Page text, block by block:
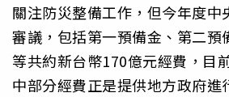
關注防災整備工作，但今年度中
審議，包括第一預備金、第二預
等共約新台幣170億元經費，目
中部分經費正是提供地方政府進